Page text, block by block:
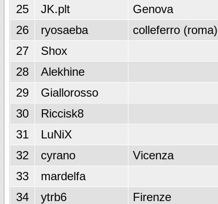
25 JK.plt
Genova
26
ryosaeba
colleferro (roma)
27
Shox
28
Alekhine
29
Giallorosso
30
Riccisk8
31
LuNiX
32
cyrano
Vicenza
33
mardelfa
34
ytrb6
Firenze